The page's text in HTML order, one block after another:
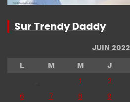
Sur Trendy Daddy
JUIN 2022
L
M M J
1
2
6
7 8 9